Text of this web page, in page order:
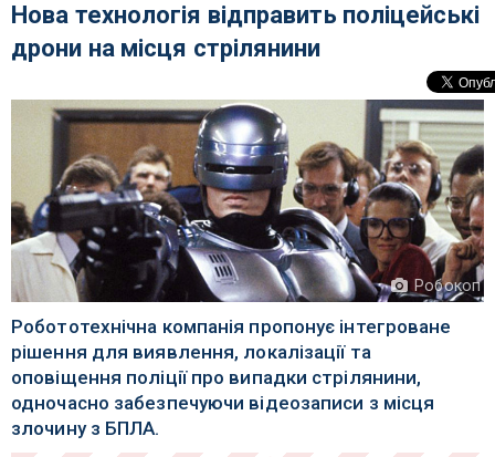
Нова технологія відправить поліцейські
дрони на місця стрілянини
Робокоп
Робототехнічна компанія пропонує інтегроване
рішення для виявлення, локалізації та
оповіщення поліції про випадки стрілянини,
одночасно забезпечуючи відеозаписи з місця
злочину з БПЛА.